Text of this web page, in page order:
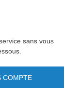
sans vous
COMPTE